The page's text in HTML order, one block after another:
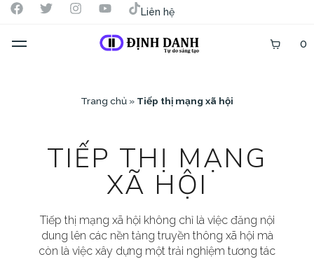
Liên hệ
0
Trang chủ » Tiếp thị mạng xã hội
TIẾP THỊ MẠNG
XÃ HỘI
Tiếp thị mạng xã hội không chỉ là việc đăng nội
dung lên các nền tảng truyền thông xã hội mà
còn là việc xây dựng một trải nghiệm tương tác